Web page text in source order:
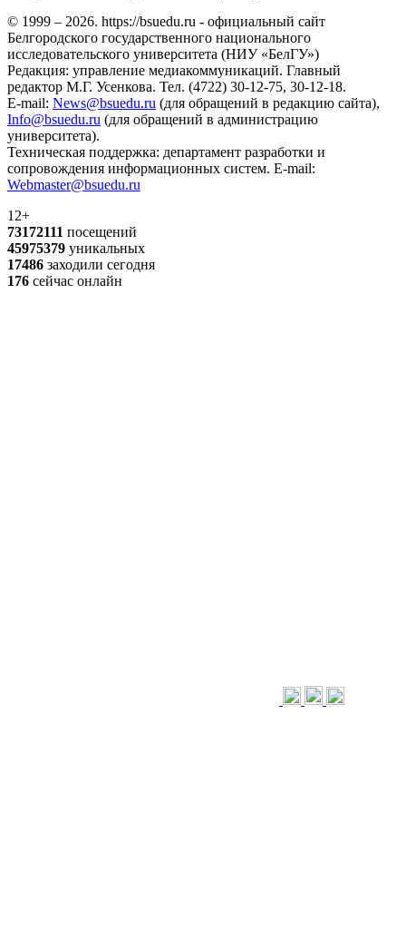
© 1999 – 2026. https://bsuedu.ru - официальный сайт
Белгородского государственного национального
исследовательского университета (НИУ «БелГУ»)
Редакция: управление медиакоммуникаций. Главный
редактор М.Г. Усенкова. Тел. (4722) 30-12-75, 30-12-18.
E-mail: News@bsuedu.ru (для обращений в редакцию сайта),
Info@bsuedu.ru (для обращений в администрацию
университета).
Техническая поддержка: департамент разработки и
сопровождения информационных систем. E-mail:
Webmaster@bsuedu.ru
12+
73172111 посещений
45975379 уникальных
17486 заходили сегодня
176 сейчас онлайн